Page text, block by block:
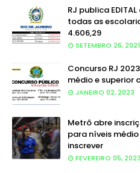
RJ publica
todas as
4.606,29
SETEMBRO 26, 2021
Concurso RJ
médio e superior
JANEIRO 02, 2023
Metrô abre
para níveis
inscrever
FEVEREIRO 05, 2023